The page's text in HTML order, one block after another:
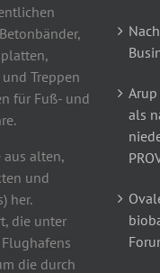
Treppen
für Fuß- und
aus alten,
und
her.
die unter
die durch
als